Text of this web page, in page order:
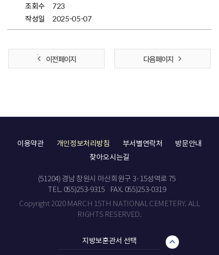
조회수
723
작성일
2025-05-07
이전 페이지 다음 페이지
이용약관 개인정보처리방침 부서별연락처
방문안내
찾아오시는길
(51204) 경남 창원시 마산회원구 3·15성역로 75
TEL. 055)253-9315
FAX. 055)253-0319
Copyright 2020 MARCH 15TH NATIONAL CEMETERY. ALL
RIGHTS RESERVED.
지방보훈관서 선택